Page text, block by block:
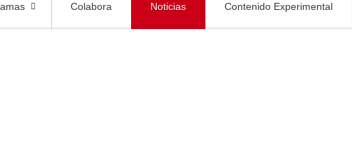
Colabora Noticias Contenido Experimental